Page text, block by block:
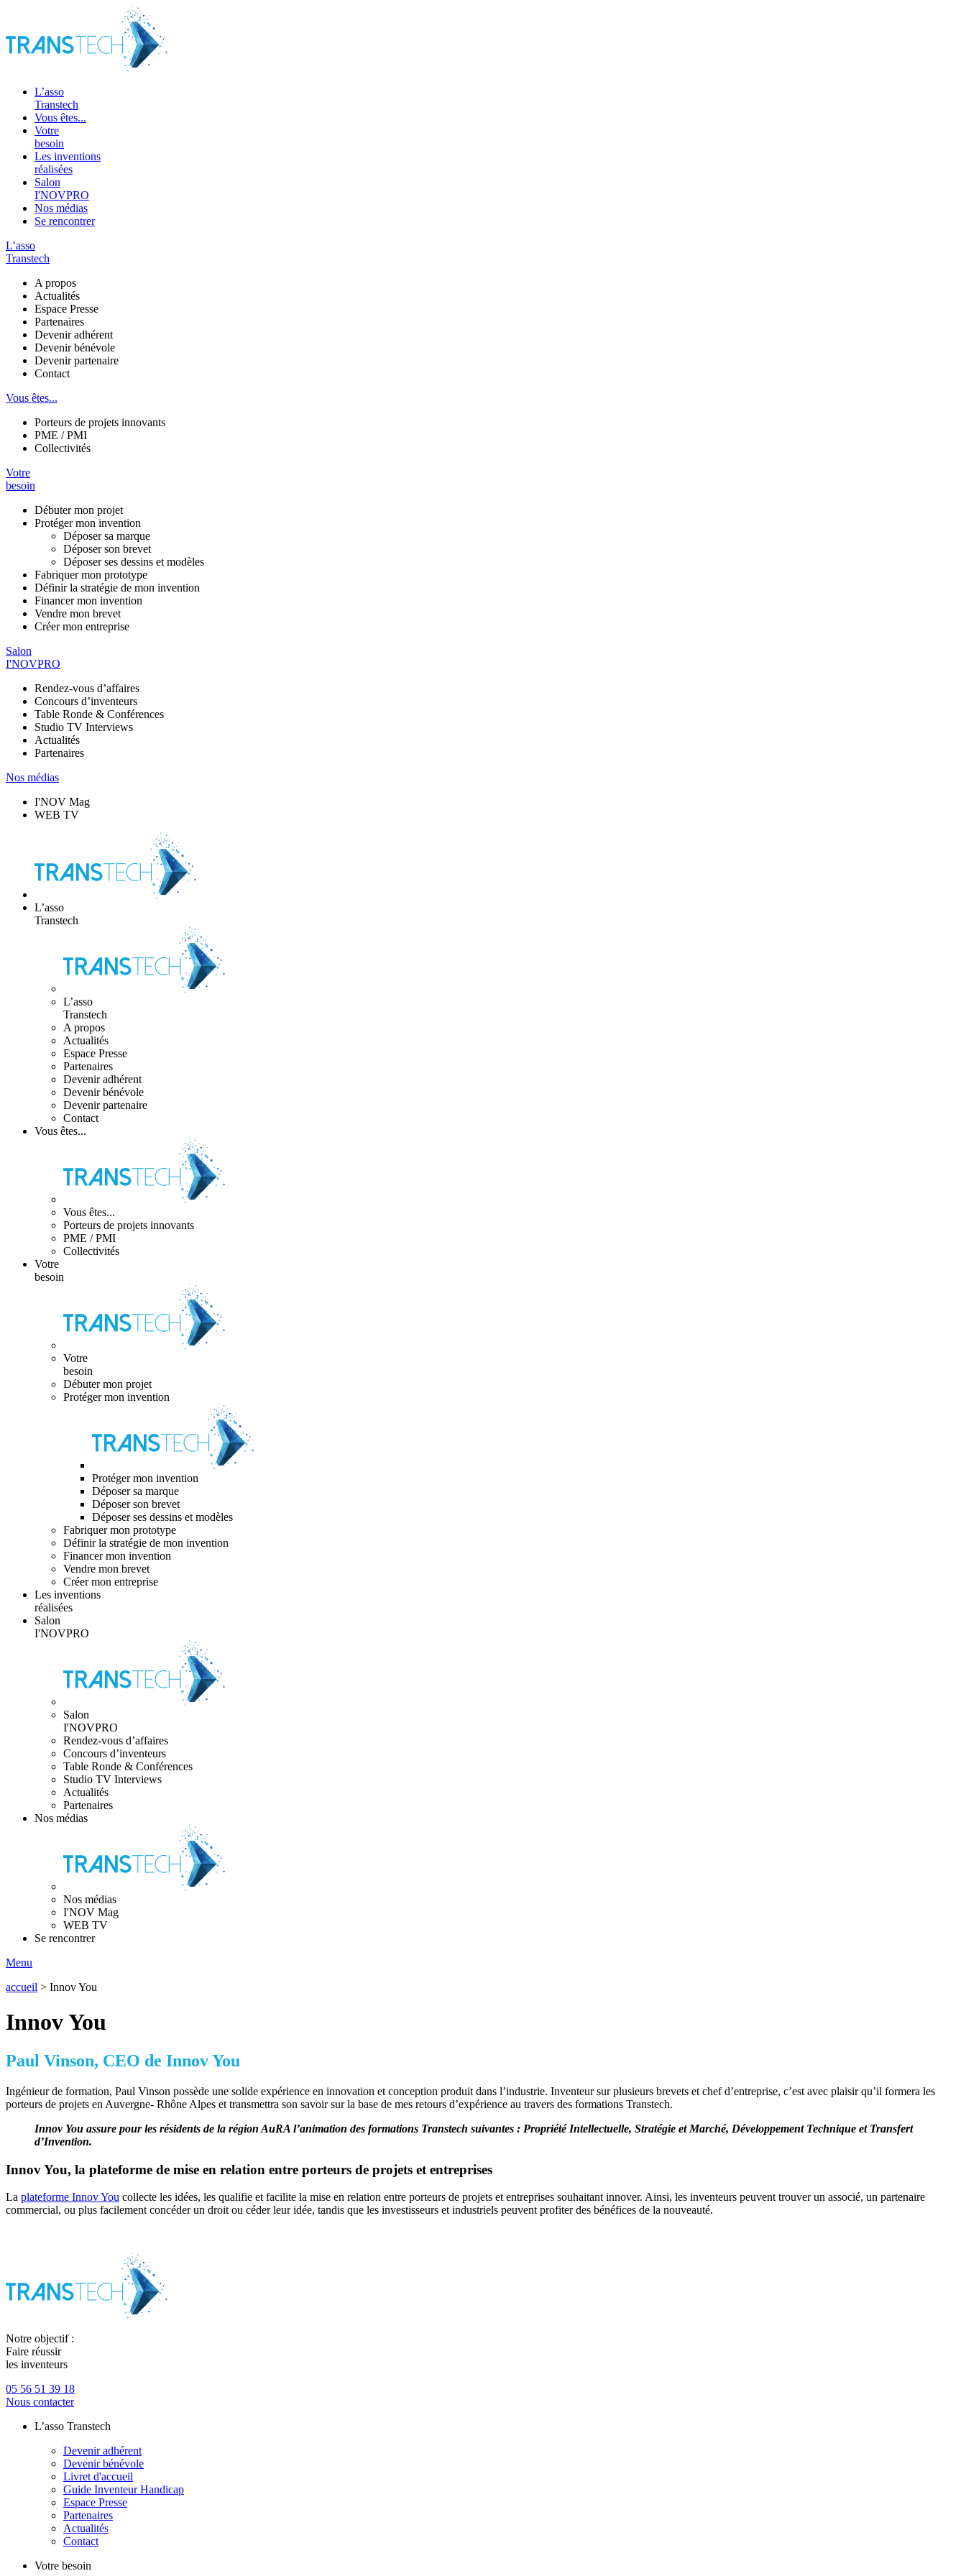
L’asso
Transtech
Vous êtes...
Votre
besoin
Les inventions
réalisées
Salon
I'NOVPRO
Nos médias
Se rencontrer
L’asso
Transtech
A propos
Actualités
Espace Presse
Partenaires
Devenir adhérent
Devenir bénévole
Devenir partenaire
Contact
Vous êtes...
Porteurs de projets innovants
PME / PMI
Collectivités
Votre
besoin
Débuter mon projet
Protéger mon invention
Déposer sa marque
Déposer son brevet
Déposer ses dessins et modèles
Fabriquer mon prototype
Définir la stratégie de mon invention
Financer mon invention
Vendre mon brevet
Créer mon entreprise
Salon
I'NOVPRO
Rendez-vous d’affaires
Concours d’inventeurs
Table Ronde & Conférences
Studio TV Interviews
Actualités
Partenaires
Nos médias
I'NOV Mag
WEB TV
L’asso
Transtech
L’asso
Transtech
A propos
Actualités
Espace Presse
Partenaires
Devenir adhérent
Devenir bénévole
Devenir partenaire
Contact
Vous êtes...
Vous êtes...
Porteurs de projets innovants
PME / PMI
Collectivités
Votre
besoin
Votre
besoin
Débuter mon projet
Protéger mon invention
Protéger mon invention
Déposer sa marque
Déposer son brevet
Déposer ses dessins et modèles
Fabriquer mon prototype
Définir la stratégie de mon invention
Financer mon invention
Vendre mon brevet
Créer mon entreprise
Les inventions
réalisées
Salon
I'NOVPRO
Salon
I'NOVPRO
Rendez-vous d’affaires
Concours d’inventeurs
Table Ronde & Conférences
Studio TV Interviews
Actualités
Partenaires
Nos médias
Nos médias
I'NOV Mag
WEB TV
Se rencontrer
Menu
accueil > Innov You
Innov You
Paul Vinson, CEO de Innov You
Ingénieur de formation, Paul Vinson possède une solide expérience en innovation et conception produit dans l’industrie. Inventeur sur plusieurs brevets et chef d’entreprise, c’est avec plaisir qu’il formera les
porteurs de projets en Auvergne- Rhône Alpes et transmettra son savoir sur la base de mes retours d’expérience au travers des formations Transtech.
Innov You assure pour les résidents de la région AuRA l’animation des formations Transtech suivantes : Propriété Intellectuelle, Stratégie et Marché, Développement Technique et Transfert
d’Invention.
Innov You, la plateforme de mise en relation entre porteurs de projets et entreprises
La plateforme Innov You collecte les idées, les qualifie et facilite la mise en relation entre porteurs de projets et entreprises souhaitant innover. Ainsi, les inventeurs peuvent trouver un associé, un partenaire
commercial, ou plus facilement concéder un droit ou céder leur idée, tandis que les investisseurs et industriels peuvent profiter des bénéfices de la nouveauté.
Notre objectif :
Faire réussir
les inventeurs
05 56 51 39 18
Nous contacter
L’asso Transtech
Devenir adhérent
Devenir bénévole
Livret d'accueil
Guide Inventeur Handicap
Espace Presse
Partenaires
Actualités
Contact
Votre besoin